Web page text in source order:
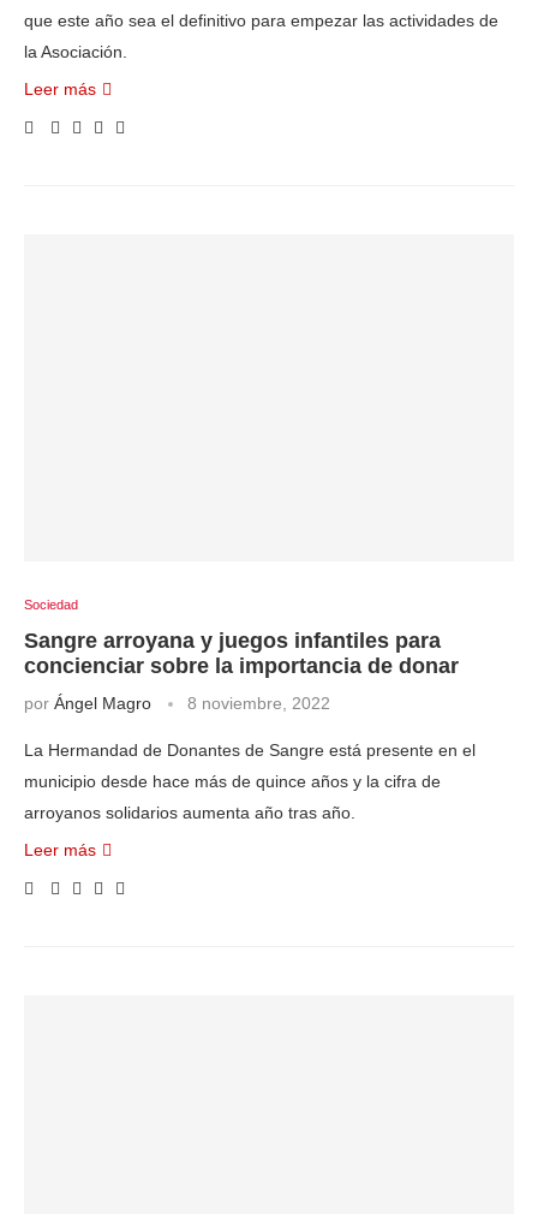
que este año sea el definitivo para empezar las actividades de
la Asociación.
Leer más
Sociedad
Sangre arroyana y juegos infantiles para
concienciar sobre la importancia de donar
por Ángel Magro 8 noviembre, 2022
La Hermandad de Donantes de Sangre está presente en el
municipio desde hace más de quince años y la cifra de
arroyanos solidarios aumenta año tras año.
Leer más